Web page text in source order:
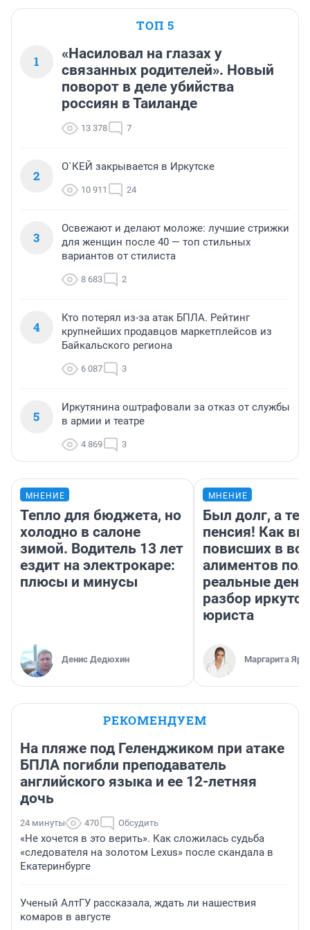
ТОП 5
1
«Насиловал на глазах у
связанных родителей». Новый
поворот в деле убийства
россиян в Таиланде
13 378 7
2
О`КЕЙ закрывается в Иркутске
10 911 24
3
Освежают и делают моложе: лучшие стрижки
для женщин после 40 — топ стильных
вариантов от стилиста
8 683 2
4
Кто потерял из-за атак БПЛА. Рейтинг
крупнейших продавцов маркетплейсов из
Байкальского региона
6 087 3
5
Иркутянина оштрафовали за отказ от службы
в армии и театре
4 869 3
МНЕНИЕ
Тепло для бюджета, но
холодно в салоне
зимой. Водитель 13 лет
ездит на электрокаре:
плюсы и минусы
Денис Дедюхин
МНЕНИЕ
Был долг, а
пенсия! Как
повисших в
алиментов
реальные
разбор
юриста
Маргарита
РЕКОМЕНДУЕМ
На пляже под Геленджиком при атаке
БПЛА погибли преподаватель
английского языка и ее 12-летняя
дочь
24 минуты 470 Обсудить
«Не хочется в это верить». Как сложилась судьба
«следователя на золотом Lexus» после скандала в
Екатеринбурге
Ученый АлтГУ рассказала, ждать ли нашествия
комаров в августе